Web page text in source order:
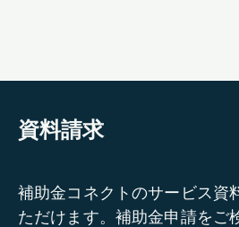
資料請求
補助金コネクトのサービス資
ただけます。補助金申請をご